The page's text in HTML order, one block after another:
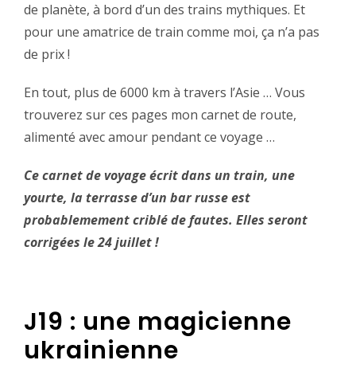
de planète, à bord d’un des trains mythiques. Et
pour une amatrice de train comme moi, ça n’a pas
de prix !
En tout, plus de 6000 km à travers l’Asie … Vous
trouverez sur ces pages mon carnet de route,
alimenté avec amour pendant ce voyage …
Ce carnet de voyage écrit dans un train, une
yourte, la terrasse d’un bar russe est
probablemement criblé de fautes. Elles seront
corrigées le 24 juillet !
J19 : une magicienne
ukrainienne ‬‪